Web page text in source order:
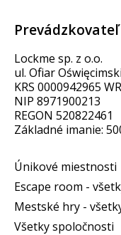
Lockme sp. z o.o.
ul. Ofiar
KRS 0000942965
NIP 8971900213
REGON 520822461
Základné imanie:
Únikové miestnosti
Escape room -
Mestské hry -
Všetky spoločnosti